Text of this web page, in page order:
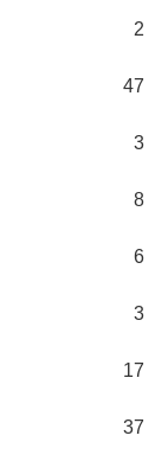
2
47
3
8
6
3
17
37